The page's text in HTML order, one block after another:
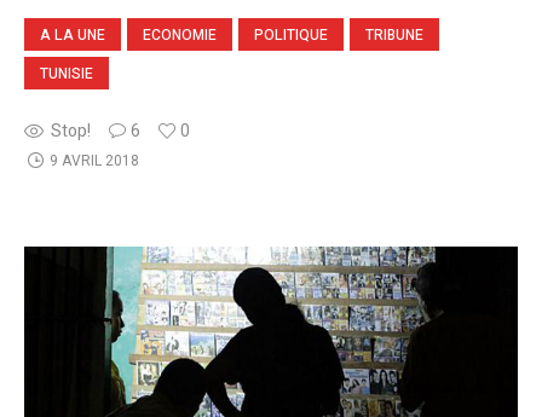
A LA UNE ECONOMIE POLITIQUE
TRIBUNE
TUNISIE
Stop! 6 0
9 AVRIL 2018